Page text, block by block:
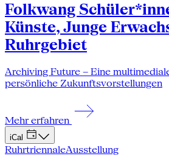
Folkwang
Künste, Junge
Ruhrgebiet
Archiving Future – Eine
persönliche Zukunftsvorstellungen
Mehr erfahren
iCal
RuhrtriennaleAusstellung